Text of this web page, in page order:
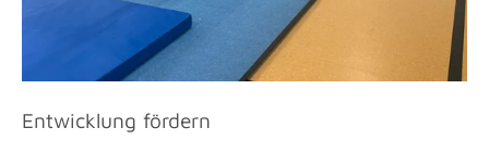
Entwicklung fördern